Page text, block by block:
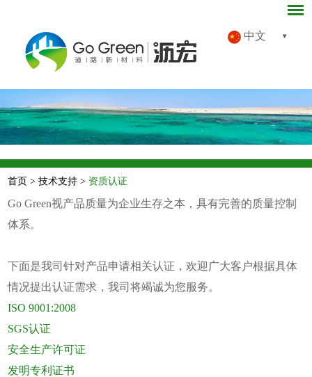
中文
首页 >技术支持 > 资质认证
Go Green视产品质量为企业生存之本，具有完善的质量控制
体系。
下面是我司针对产品申请相关认证，欢迎广大客户根据具体
情况提出认证需求，我司将竭诚为您服务。
ISO 9001:2008
SGS认证
安全生产许可证
发明专利证书